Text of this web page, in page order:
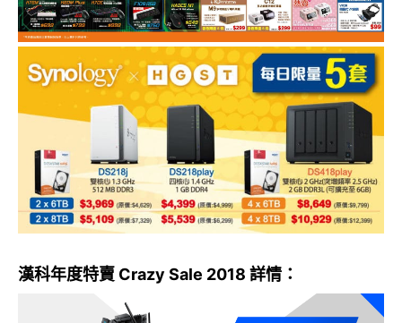
漢科年度特賣 Crazy Sale 2018 詳情：